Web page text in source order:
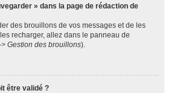
» dans la page de rédaction de
des brouillons de vos messages et de les
recharger, allez dans le panneau de
Gestion des brouillons).
être validé ?